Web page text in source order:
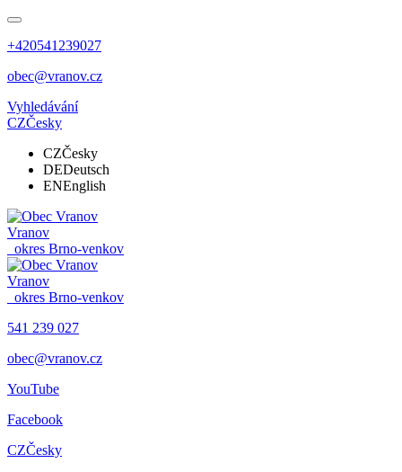
+420541239027
obec@vranov.cz
Vyhledávání
CZČesky
CZČesky
DEDeutsch
ENEnglish
Vranov
okres Brno-venkov
Vranov
okres Brno-venkov
541 239 027
obec@vranov.cz
YouTube
Facebook
CZČesky